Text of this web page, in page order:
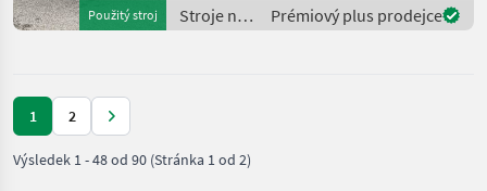
Použitý stroj
Beleuch
Stroje na
zber
Prémiový plus prodejce
1 2
Výsledek 1-48od 90 (Stránka 1 od 2)